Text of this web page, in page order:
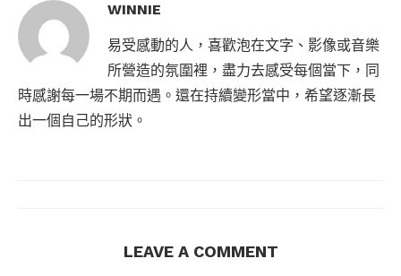
WINNIE
易受感動的人，喜歡泡在文字、影像或音樂
所營造的氛圍裡，盡力去感受每個當下，同
時感謝每一場不期而遇。還在持續變形當中，希望逐漸長
出一個自己的形狀。
LEAVE A COMMENT